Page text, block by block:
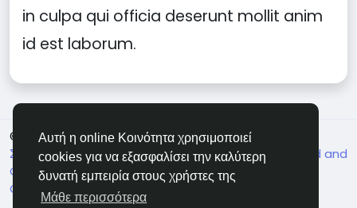
Αυτή η online Κοινότητα χρησιμοποιεί
cookies για να εξασφαλίσει την καλύτερη
δυνατή εμπειρία στους χρήστες της
Μάθε περισσότερα
in culpa qui officia deserunt mollit anim
id est laborum.
© 2026 Soocian
Greek
Σχετικά Πολιτική Ιδιωτικότητας Terms of Use
Refund and
Cancellation Policy Επικοινώνησε μαζί μας
Center Κατάλογος